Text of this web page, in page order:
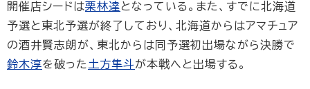
開催店シードは栗林達となっている。また、すでに北海道
予選と東北予選が終了しており、北海道からはアマチュア
の酒井賢志朗が、東北からは同予選初出場ながら決勝で
鈴木淳を破った 土方隼斗が本戦へと出場する。